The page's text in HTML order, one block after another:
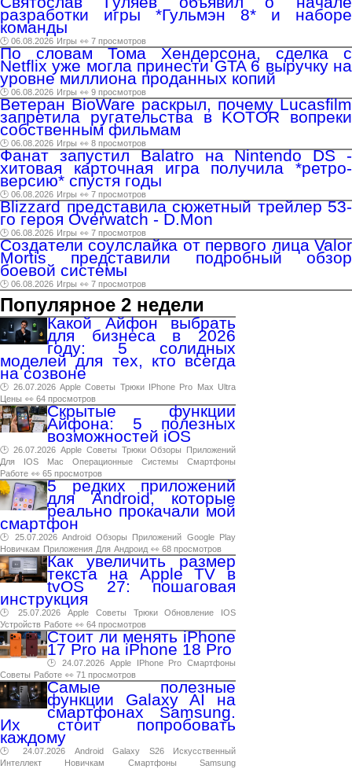
разработки игры *Гульмэн 8* и наборе
команды
🕑 06.08.2026 Игры 👀 7 просмотров
По словам Тома Хендерсона, сделка с
Netflix уже могла принести GTA 6 выручку на
уровне миллиона проданных копий
🕑 06.08.2026 Игры 👀 9 просмотров
Ветеран BioWare раскрыл, почему Lucasfilm
запретила ругательства в KOTOR вопреки
собственным фильмам
🕑 06.08.2026 Игры 👀 8 просмотров
Фанат запустил Balatro на Nintendo DS -
хитовая карточная игра получила *ретро-
версию* спустя годы
🕑 06.08.2026 Игры 👀 7 просмотров
Blizzard представила сюжетный трейлер 53-
го героя Overwatch - D.Mon
🕑 06.08.2026 Игры 👀 7 просмотров
Создатели соулслайка от первого лица Valor
Mortis представили подробный обзор
боевой системы
🕑 06.08.2026 Игры 👀 7 просмотров
Популярное 2 недели
Какой Айфон выбрать
для бизнеса в 2026
году: 5 солидных
моделей для тех, кто всегда
на созвоне
🕑 26.07.2026 Apple Советы Трюки IPhone Pro Max Ultra
Цены 👀 64 просмотров
Скрытые функции
Айфона: 5 полезных
возможностей iOS
🕑 26.07.2026 Apple Советы Трюки Обзоры
Приложений
Для
IOS Mac Операционные Системы
Смартфоны
Работе 👀 65 просмотров
5 редких приложений
для Android, которые
реально прокачали мой
смартфон
🕑 25.07.2026 Android Обзоры Приложений Google
Play
Новичкам Приложения Для Андроид 👀 68 просмотров
Как увеличить размер
текста на Apple TV в
tvOS 27: пошаговая
инструкция
🕑 25.07.2026 Apple Советы Трюки Обновление
IOS
Устройств Работе 👀 64 просмотров
Стоит ли менять iPhone
17 Pro на iPhone 18 Pro
🕑 24.07.2026 Apple IPhone Pro Смартфоны
Советы Работе 👀 71 просмотров
Самые полезные
функции Galaxy AI на
смартфонах Samsung.
Их стоит попробовать
каждому
🕑 24.07.2026 Android Galaxy S26
Искусственный
Интеллект
Новичкам Смартфоны
Samsung